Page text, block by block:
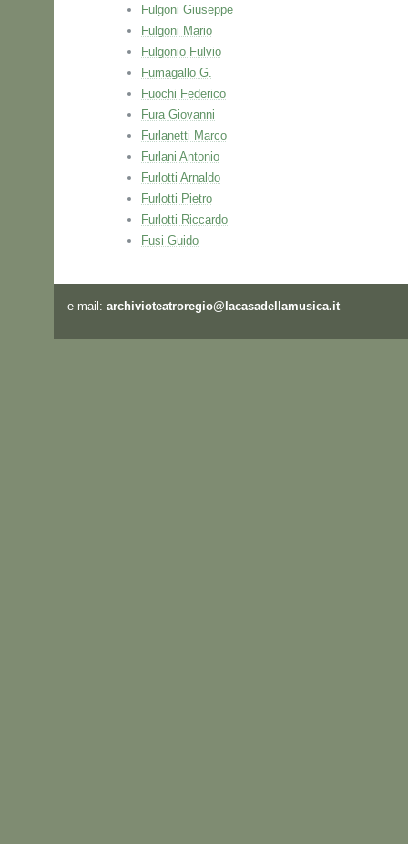
Fulgoni Giuseppe
Fulgoni Mario
Fulgonio Fulvio
Fumagallo G.
Fuochi Federico
Fura Giovanni
Furlanetti Marco
Furlani Antonio
Furlotti Arnaldo
Furlotti Pietro
Furlotti Riccardo
Fusi Guido
e-mail: archivioteatroregio@lacasadellamusica.it